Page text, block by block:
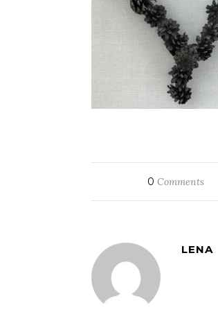
0 Comments
LENA